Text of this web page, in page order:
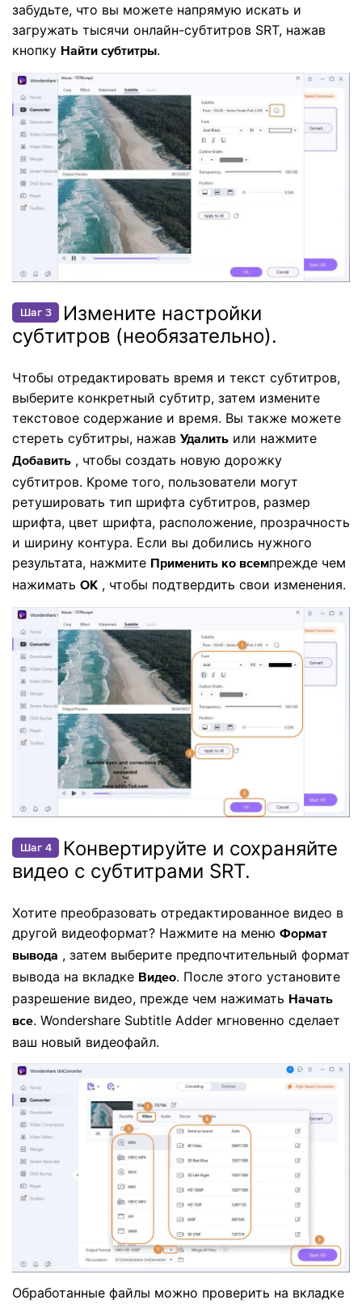
забудьте, что вы можете напрямую искать и
загружать тысячи онлайн-субтитров SRT, нажав
кнопку Найти субтитры.
Шаг 3
Измените настройки
субтитров (необязательно).
Чтобы отредактировать время и текст субтитров,
выберите конкретный субтитр, затем измените
текстовое содержание и время. Вы также можете
стереть субтитры, нажав Удалить или нажмите
Добавить , чтобы создать новую дорожку
субтитров. Кроме того, пользователи могут
ретушировать тип шрифта субтитров, размер
шрифта, цвет шрифта, расположение, прозрачность
и ширину контура. Если вы добились нужного
результата, нажмите Применить ко всемпрежде чем
нажимать OK , чтобы подтвердить свои изменения.
Шаг 4
Конвертируйте и сохраняйте
видео с субтитрами SRT.
Хотите преобразовать отредактированное видео в
другой видеоформат? Нажмите на меню Формат
вывода , затем выберите предпочтительный формат
вывода на вкладке Видео. После этого установите
разрешение видео, прежде чем нажимать Начать
все. Wondershare Subtitle Adder мгновенно сделает
ваш новый видеофайл.
Обработанные файлы можно проверить на вкладке